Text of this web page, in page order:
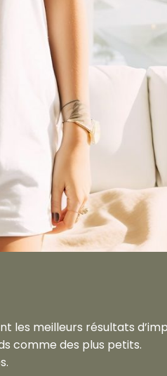
les meilleurs résultats
comme des plus petits.